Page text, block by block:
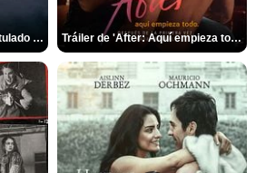
Primer Tráiler Oficial Subtitulado de 'La Noche Del Demonio: Están Entre Nosotros' Tráiler de 'After: Aquí empieza todo'